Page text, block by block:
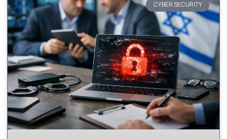
CYBER SECURITY